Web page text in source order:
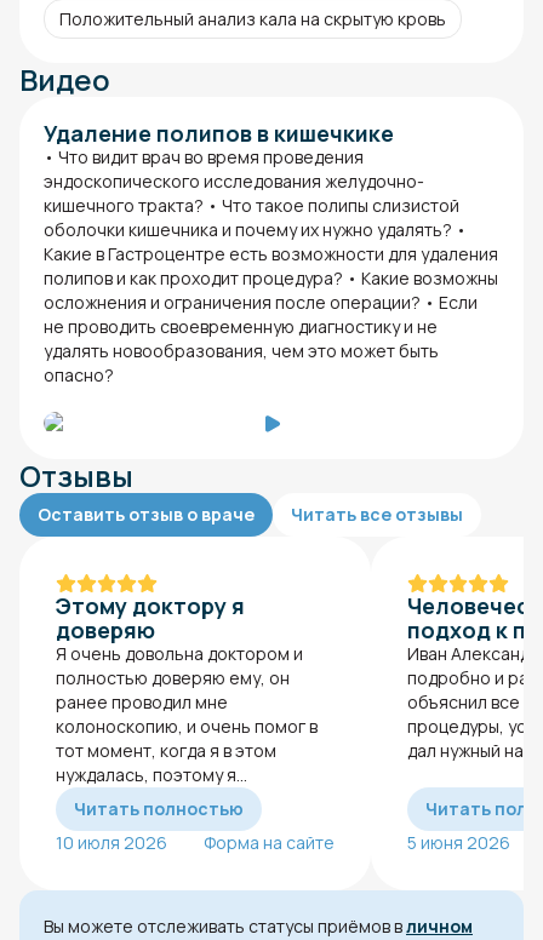
Положительный анализ кала на скрытую кровь
Видео
Удаление полипов в кишечкике
• Что видит врач во время проведения
эндоскопического исследования желудочно-
кишечного тракта? • Что такое полипы слизистой
оболочки кишечника и почему их нужно удалять? •
Какие в Гастроцентре есть возможности для удаления
полипов и как проходит процедура? • Какие возможны
осложнения и ограничения после операции? • Если
не проводить своевременную диагностику и не
удалять новообразования, чем это может быть
опасно?
Отзывы
Оставить отзыв о враче Читать все отзывы
Этому доктору я
доверяю
Я очень довольна доктором и
полностью доверяю ему, он
ранее проводил мне
колоноскопию, и очень помог в
тот момент, когда я в этом
нуждалась, поэтому я...
Читать полностью
10 июля 2026
Форма на сайте
подход к
Иван
подробно и
объяснил все
процедуры,
дал нужный
Читать
5 июня 2026
Вы можете отслеживать статусы приёмов вличном